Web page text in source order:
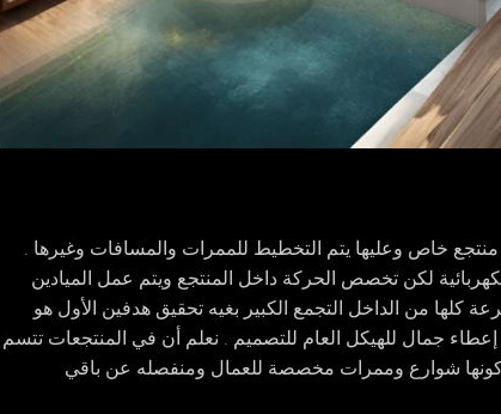
منتجع خاص وعليها يتم التخطيط للممرات والمسافات وغيرها .
لكن تخصص الحركة داخل المنتجع ويتم عمل الميادين
كلها من الداخل التجمع الكبير بغيه تحقيق هدفين الأول هو
إعطاء جمال للهيكل العام للتصميم . نعلم أن في المنتجعات تتسم
شوارع وممرات مخصصة للعمال ومنفصله عن باقي